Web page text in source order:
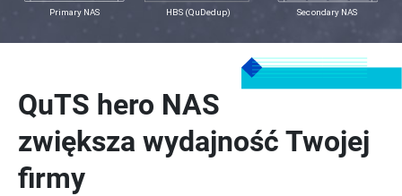
QuTS hero NAS
zwiększa wydajność Twojej
firmy